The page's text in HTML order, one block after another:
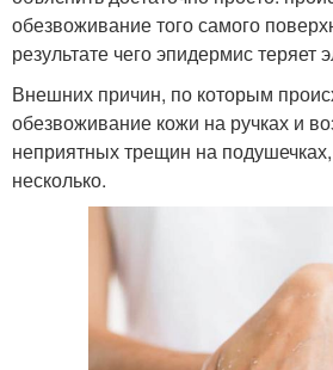
обезвоживание того самого
результате чего эпидермис теряет
Внешних причин, по которым
обезвоживание кожи на ручках и
неприятных трещин на
несколько.